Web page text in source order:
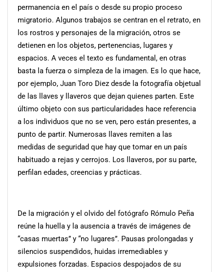
permanencia en el país o desde su propio proceso
migratorio. Algunos trabajos se centran en el retrato, en
los rostros y personajes de la migración, otros se
detienen en los objetos, pertenencias, lugares y
espacios. A veces el texto es fundamental, en otras
basta la fuerza o simpleza de la imagen. Es lo que hace,
por ejemplo, Juan Toro Diez desde la fotografía objetual
de las llaves y llaveros que dejan quienes parten. Este
último objeto con sus particularidades hace referencia
a los individuos que no se ven, pero están presentes, a
punto de partir. Numerosas llaves remiten a las
medidas de seguridad que hay que tomar en un país
habituado a rejas y cerrojos. Los llaveros, por su parte,
perfilan edades, creencias y prácticas.
De la migración y el olvido del fotógrafo Rómulo Peña
reúne la huella y la ausencia a través de imágenes de
“casas muertas” y “no lugares”. Pausas prolongadas y
silencios suspendidos, huidas irremediables y
expulsiones forzadas. Espacios despojados de su